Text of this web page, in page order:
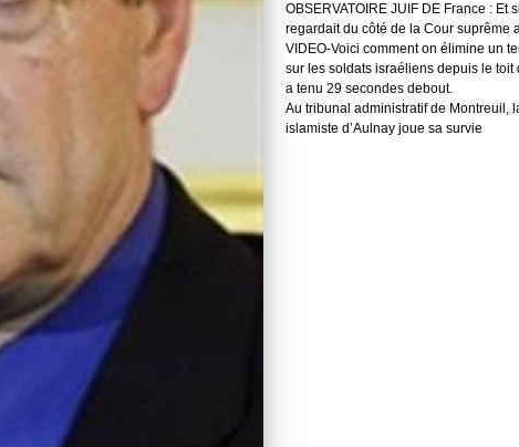
OBSERVATOIRE JUIF DE France : Et
regardait du côté de la Cour suprême
VIDEO-Voici comment on élimine un
sur les soldats israéliens depuis le toit
a tenu 29 secondes debout.
Au tribunal administratif de Montreuil,
islamiste d’Aulnay joue sa survie